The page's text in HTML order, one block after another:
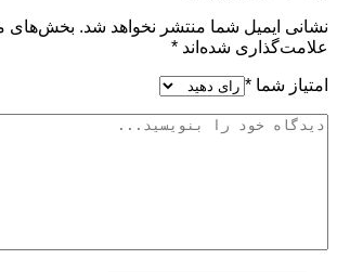
نشانی ایمیل شما منتشر نخواهد شد. بخش‌های
علامت‌گذاری شده‌اند *
امتیاز شما *